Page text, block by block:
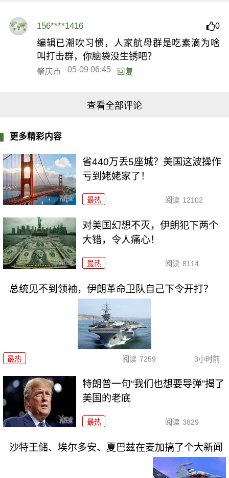
156****1416 0
编辑已潮吹习惯，人家航母群是吃素滴为啥
叫打击群，你脑袋没生锈吧？
肇庆市 05-09 06:45 回复
查看全部评论
更多精彩内容
省440万丢5座城？美国这波操作
亏到姥姥家了！
最热 阅读 12102
对美国幻想不灭，伊朗犯下两个
大错，令人痛心！
最热 阅读 8114
总统见不到领袖，伊朗革命卫队自己下令开打？
最热 阅读 7259 3小时前
特朗普一句“我们也想要导弹”揭了
美国的老底
最热 阅读 3829
沙特王储、埃尔多安、夏巴兹在麦加搞了个大新闻